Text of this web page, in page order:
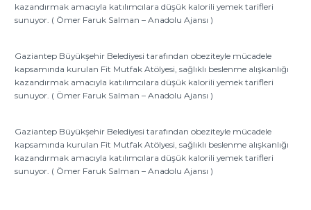
kazandırmak amacıyla katılımcılara düşük kalorili yemek tarifleri
sunuyor. ( Ömer Faruk Salman – Anadolu Ajansı )
Gaziantep Büyükşehir Belediyesi tarafından obeziteyle mücadele
kapsamında kurulan Fit Mutfak Atölyesi, sağlıklı beslenme alışkanlığı
kazandırmak amacıyla katılımcılara düşük kalorili yemek tarifleri
sunuyor. ( Ömer Faruk Salman – Anadolu Ajansı )
Gaziantep Büyükşehir Belediyesi tarafından obeziteyle mücadele
kapsamında kurulan Fit Mutfak Atölyesi, sağlıklı beslenme alışkanlığı
kazandırmak amacıyla katılımcılara düşük kalorili yemek tarifleri
sunuyor. ( Ömer Faruk Salman – Anadolu Ajansı )